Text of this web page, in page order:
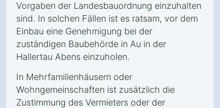
Vorgaben der Landesbauordnung einzuhalten
sind. In solchen Fällen ist es ratsam, vor dem
Einbau eine Genehmigung bei der
zuständigen Baubehörde in Au in der
Hallertau Abens einzuholen.
In Mehrfamilienhäusern oder
Wohngemeinschaften ist zusätzlich die
Zustimmung des Vermieters oder der